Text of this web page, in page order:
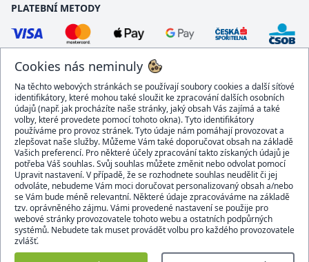
Cookies nás neminuly
Na těchto webových stránkách se používají soubory cookies a další síťové
identifikátory, které mohou také sloužit ke zpracování dalších osobních
údajů (např. jak procházíte naše stránky, jaký obsah Vás zajímá a také
volby, které provedete pomocí tohoto okna). Tyto identifikátory
používáme pro provoz stránek. Tyto údaje nám pomáhají provozovat a
zlepšovat naše služby. Můžeme Vám také doporučovat obsah na základě
Vašich preferencí. Pro některé účely zpracování takto získaných údajů je
potřeba Váš souhlas. Svůj souhlas můžete změnit nebo odvolat pomocí
Upravit nastavení. V případě, že se rozhodnete souhlas neudělit či jej
odvoláte, nebudeme Vám moci doručovat personalizovaný obsah a/nebo
se Vám bude méně relevantní. Některé údaje zpracováváme na základě
tzv. oprávněného zájmu. Vámi provedené nastavení se použije pro
webové stránky provozovatele tohoto webu a ostatních podpůrných
systémů. Nebudete tak muset provádět volbu pro každého provozovatele
zvlášť.
PLATEBNÍ METODY
DOPRAVCI
BEZPEČNÝ OBCHOD
Domacidoplnky.cz © 2007 - 2026